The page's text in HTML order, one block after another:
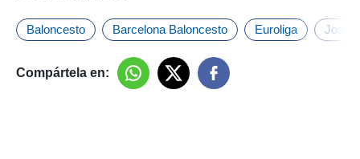
Baloncesto Barcelona Baloncesto Euroliga Joan
Compártela en: